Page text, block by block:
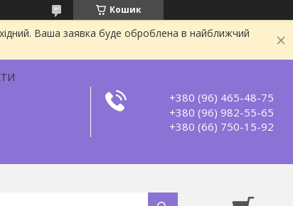
Кошик
Ваша заявка буде оброблена в найближчий
+380 (96) 465-48-75
+380 (96) 982-55-65
+380 (66) 750-15-92